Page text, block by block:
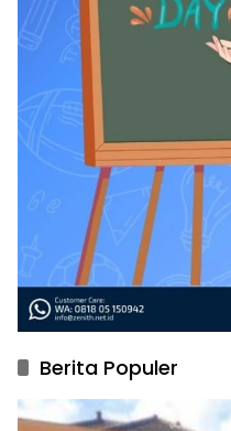
Berita Populer